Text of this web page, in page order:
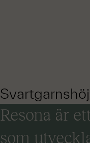
Resona är
som